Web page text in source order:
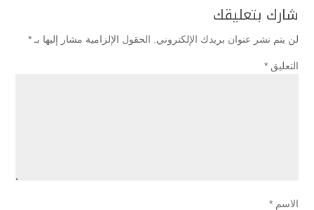
شارك بتعليقك
لن يتم نشر عنوان بريدك الإلكتروني. الحقول الإلزامية مشار إليها بـ *
التعليق *
الاسم *